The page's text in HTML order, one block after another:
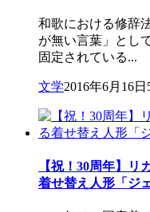
和歌における修辞
が無い言葉」とし
固定されている...
文学2016年6月16日
【祝！30周年】
着せ替え人形「ジ